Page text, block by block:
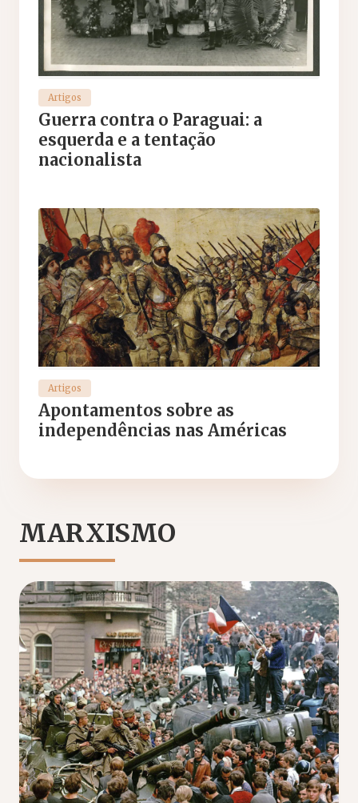
Artigos
Guerra contra o Paraguai: a
esquerda e a tentação
nacionalista
Artigos
Apontamentos sobre as
independências nas Américas
MARXISMO